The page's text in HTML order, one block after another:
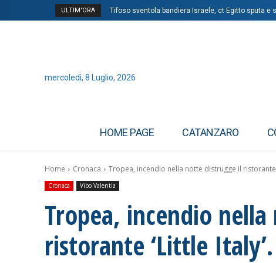
ULTIM'ORA Tifoso sventola bandiera Israele, ct Egitto sputa e
mercoledì, 8 Luglio, 2026
HOME PAGE CATANZARO
Home Cronaca Tropea, incendio nella notte distrugge il
Cronaca Vibo Valentia
Tropea, incendio
ristorante ‘Little